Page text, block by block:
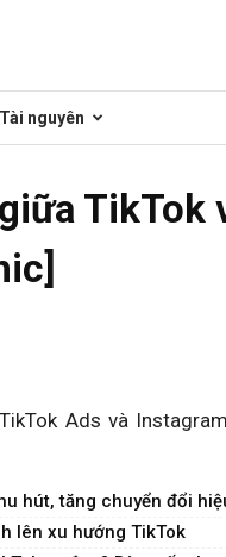
Tài nguyên
TikTok
Ads và
hút, tăng chuyển đổi
lên xu hướng TikTok